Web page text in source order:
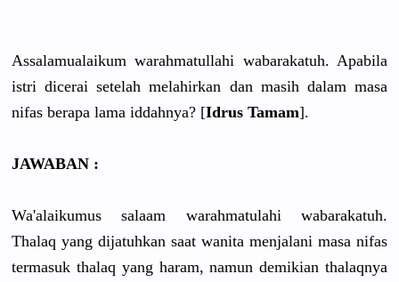
Assalamualaikum warahmatullahi wabarakatuh. Apabila
istri dicerai setelah melahirkan dan masih dalam masa
nifas berapa lama iddahnya? [Idrus Tamam].
JAWABAN :
Wa'alaikumus salaam warahmatulahi wabarakatuh.
Thalaq yang dijatuhkan saat wanita menjalani masa nifas
termasuk thalaq yang haram, namun demikian thalaqnya